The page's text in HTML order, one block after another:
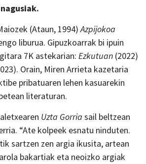
(Ataun, 1994)Azpijokoa
liburua. Gipuzkoarrak bi ipuin
7K astekarian: Ezkutuan (2022)
Orain, Miren Arrieta kazetaria
pribatuaren lehen kasuarekin
literaturan.
Uzta Gorria sail beltzean
“Ate kolpeek esnatu ninduten.
sartzen zen argia ikusita, artean
bakartiak eta neoizko argiak